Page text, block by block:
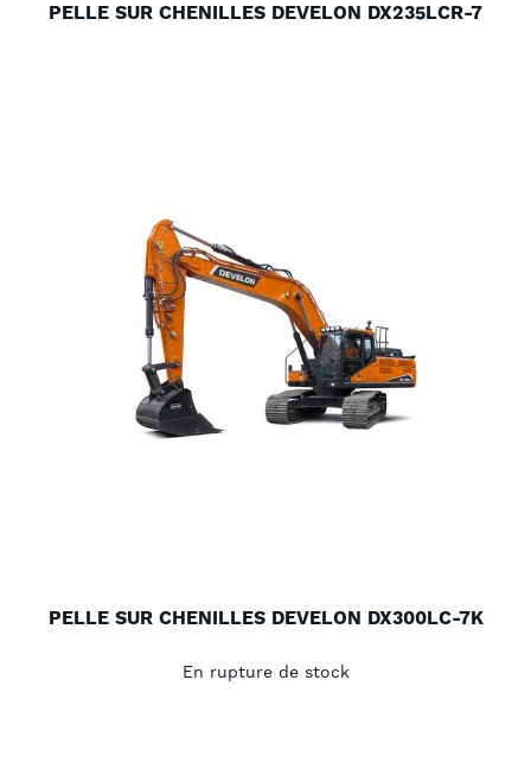
PELLE SUR CHENILLES DEVELON DX235LCR-7
PELLE SUR CHENILLES DEVELON DX300LC-7K
En rupture de stock